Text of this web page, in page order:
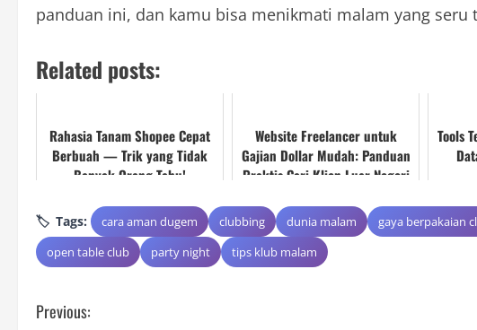
panduan ini, dan kamu bisa menikmati malam yang seru
Related posts:
Rahasia Tanam Shopee Cepat
Berbuah — Trik yang Tidak
Banyak Orang Tahu!
Website Freelancer untuk
Gajian Dollar Mudah: Panduan
Praktis Cari Klien Luar Negeri
Tools
Tags: cara aman dugem clubbing dunia malam gaya berpakaian
open table club
party night tips klub malam
C
Previous: